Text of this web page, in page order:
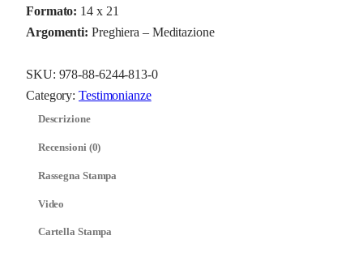
n
i
e
l
Formato: 14 x 21
Argomenti: Preghiera – Meditazione
SKU: 978-88-6244-813-0
Category:Testimonianze
Descrizione
Recensioni (0)
Rassegna Stampa
Video
Cartella Stampa